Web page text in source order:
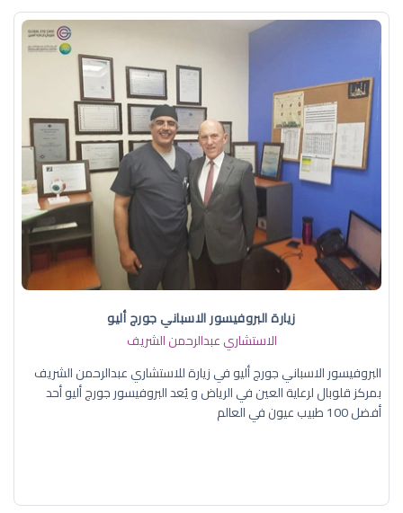
زيارة البروفيسور الاسباني جورج أليو
الاستشاري عبدالرحمن الشريف
البروفيسور الاسباني جورج أليو في زيارة للاستشاري عبدالرحمن الشريف
بمركز قلوبال لرعاية العين في الرياض و يُعد البروفيسور جورج أليو أحد
أفضل 100 طبيب عيون في العالم